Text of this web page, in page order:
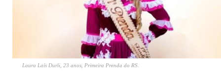
Laura Laís Durli, 23 anos, Primeira Prenda do RS.